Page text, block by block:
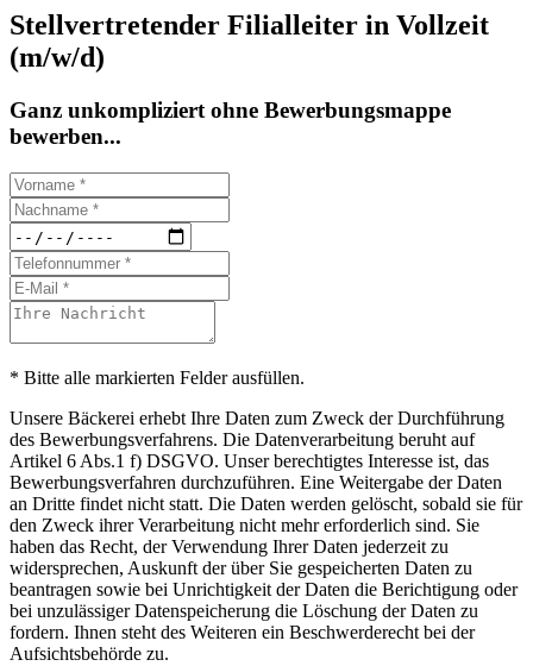
Stellvertretender Filialleiter in Vollzeit
(m/w/d)
Ganz unkompliziert ohne Bewerbungsmappe
bewerben...
* Bitte alle markierten Felder ausfüllen.
Unsere Bäckerei erhebt Ihre Daten zum Zweck der Durchführung
des Bewerbungsverfahrens. Die Datenverarbeitung beruht auf
Artikel 6 Abs.1 f) DSGVO. Unser berechtigtes Interesse ist, das
Bewerbungsverfahren durchzuführen. Eine Weitergabe der Daten
an Dritte findet nicht statt. Die Daten werden gelöscht, sobald sie für
den Zweck ihrer Verarbeitung nicht mehr erforderlich sind. Sie
haben das Recht, der Verwendung Ihrer Daten jederzeit zu
widersprechen, Auskunft der über Sie gespeicherten Daten zu
beantragen sowie bei Unrichtigkeit der Daten die Berichtigung oder
bei unzulässiger Datenspeicherung die Löschung der Daten zu
fordern. Ihnen steht des Weiteren ein Beschwerderecht bei der
Aufsichtsbehörde zu.